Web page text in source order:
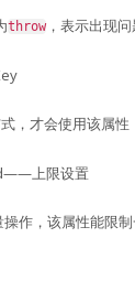
throw ，表示出现
，才会使用该属性
上限设置
作，该属性能限